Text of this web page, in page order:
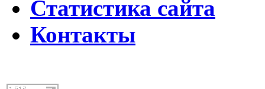
Статистика сайта
Контакты